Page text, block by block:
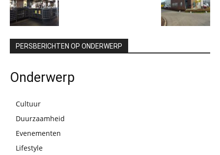
PERSBERICHTEN OP ONDERWERP
Onderwerp
Cultuur
Duurzaamheid
Evenementen
Lifestyle